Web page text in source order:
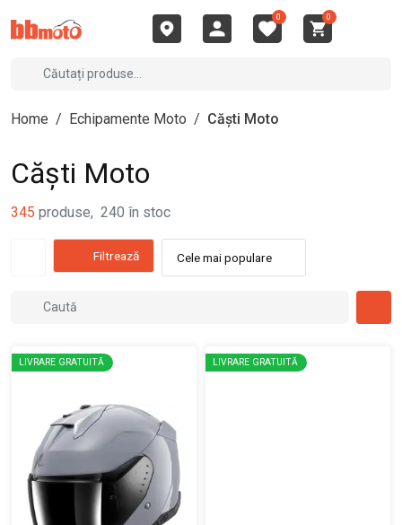
0 0
Home / Echipamente Moto / Căști Moto
Căști Moto
345 produse, 240 în stoc
Filtrează Cele mai populare
LIVRARE GRATUITĂ LIVRARE GRATUITĂ